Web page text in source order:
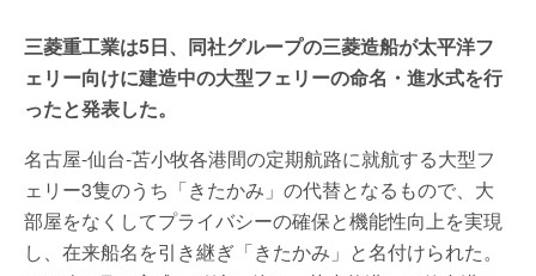
三菱重工業は5日、同社グループの三菱造船が太平洋フ
ェリー向けに建造中の大型フェリーの命名・進水式を行
ったと発表した。
名古屋-仙台-苫小牧各港間の定期航路に就航する大型フ
ェリー3隻のうち「きたかみ」の代替となるもので、大
部屋をなくしてプライバシーの確保と機能性向上を実現
し、在来船名を引き継ぎ「きたかみ」と名付けられた。